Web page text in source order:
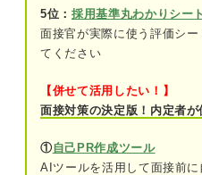
⑤無気力な人
⑦すぐに感情
⑧責任感がな
5位： 採用基準丸わかりシート
面接官が実際に使う評価シ
てください
【併せて活用したい！】
面接対策の決定版！内定者
①自己PR作成ツール
AIツールを活用して面接前